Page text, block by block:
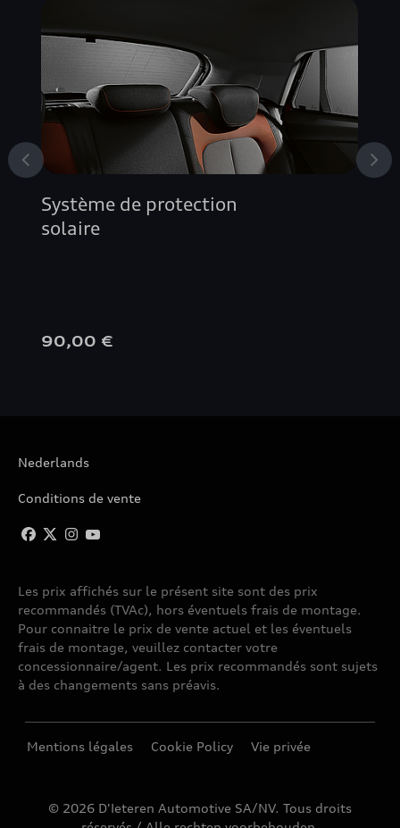
Système de protection
solaire
90,00 €
Nederlands
Conditions de vente
Les prix affichés sur le présent site sont des prix
recommandés (TVAc), hors éventuels frais de montage.
Pour connaitre le prix de vente actuel et les éventuels
frais de montage, veuillez contacter votre
concessionnaire/agent. Les prix recommandés sont sujets
à des changements sans préavis.
Mentions légales Cookie Policy Vie privée
© 2026 D'Ieteren Automotive SA/NV. Tous droits